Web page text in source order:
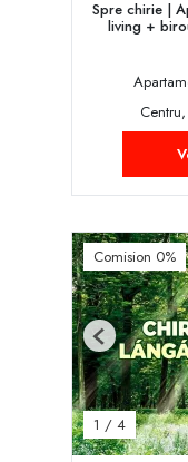
Spre chirie |
living +
Comision 0%
1 / 4
Previous